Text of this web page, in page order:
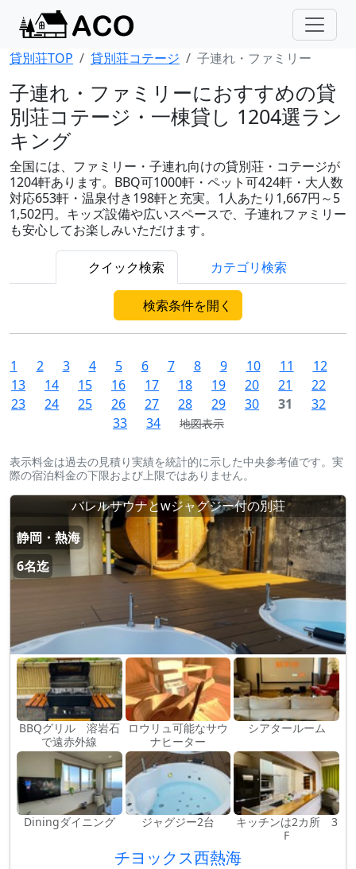
貸別荘TOP 貸別荘コテージ 子連れ・ファミリー
子連れ・ファミリーにおすすめの貸
別荘コテージ・一棟貸し 1204選ラン
キング
全国には、ファミリー・子連れ向けの貸別荘・コテージが
1204軒あります。BBQ可1000軒・ペット可424軒・大人数
対応653軒・温泉付き198軒と充実。1人あたり1,667円～5
1,502円。キッズ設備や広いスペースで、子連れファミリー
も安心してお楽しみいただけます。
クイック検索 カテゴリ検索
検索条件を開く
1 2 3 4 5 6 7 8 9 10 11
12
13
14 15 16 17 18 19 20 21
22
23
24 25 26 27 28 29 30 31
32
33
34 地図表示
表示料金は過去の見積り実績を統計的に示した中央参考値です。実
際の宿泊料金の下限および上限ではありません。
バレルサウナとwジャグジー付の別荘
静岡・熱海
6名迄
BBQグリル 溶岩石
で遠赤外線
ロウリュ可能なサウ
ナヒーター
シアタールーム
Diningダイニング ジャグジー2台
キッチンは2カ所 3
F
チヨックス西熱海